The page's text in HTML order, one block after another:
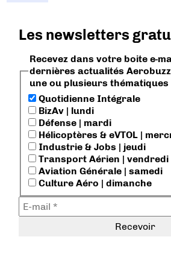
Les newsletters
Recevez dans votre boite e-
dernières actualités
une ou plusieurs thématiques
Quotidienne Intégrale
BizAv | lundi
Défense | mardi
Hélicoptères & eVTOL |
Industrie & Jobs | jeudi
Transport Aérien | vendredi
Aviation Générale | samedi
Culture Aéro | dimanche